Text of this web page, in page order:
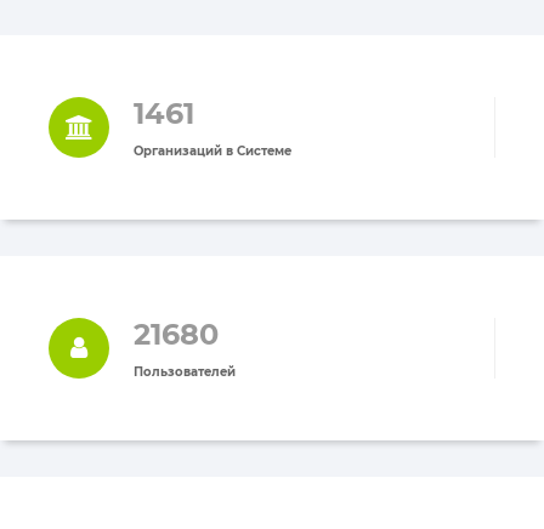
1461
Организаций в Системе
21680
Пользователей